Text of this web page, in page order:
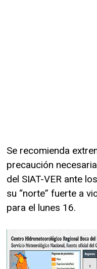
Se recomienda
precaución
del SIAT-VER ante
su “norte” fuerte a
para el lunes 16.